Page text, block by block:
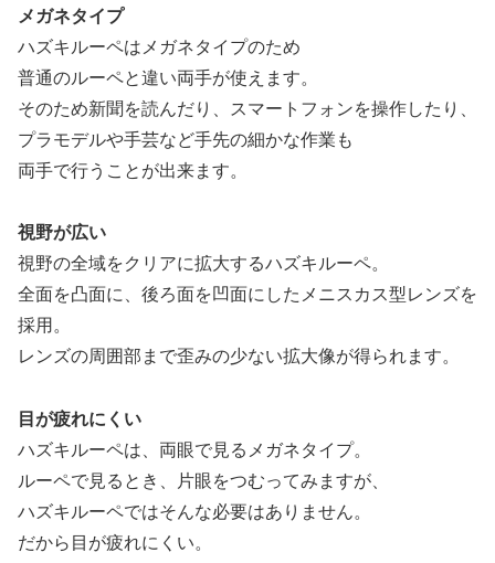
メガネタイプ
ハズキルーペはメガネタイプのため
普通のルーペと違い両手が使えます。
そのため新聞を読んだり、スマートフォンを操作したり、
プラモデルや手芸など手先の細かな作業も
両手で行うことが出来ます。
視野が広い
視野の全域をクリアに拡大するハズキルーペ。
全面を凸面に、後ろ面を凹面にしたメニスカス型レンズを
採用。
レンズの周囲部まで歪みの少ない拡大像が得られます。
目が疲れにくい
ハズキルーペは、両眼で見るメガネタイプ。
ルーペで見るとき、片眼をつむってみますが、
ハズキルーペではそんな必要はありません。
だから目が疲れにくい。